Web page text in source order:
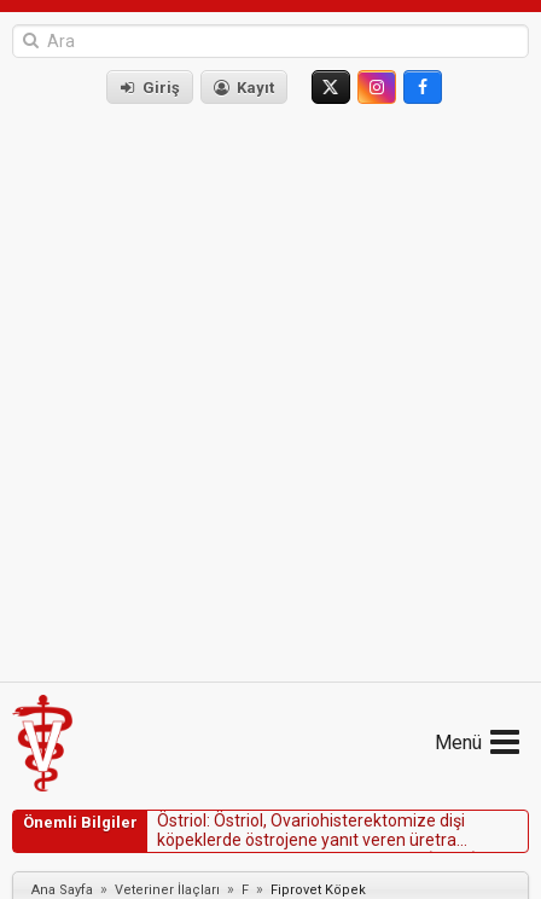
Giriş Kayıt
Menü
Önemli Bilgiler Östrio : Östrio , Ovariohisterektomize dişi
köpekerde östrojene yanıtveren üretra
sfinktermekanizmasıyetersizliğini(USMI)
tedavietmekiçinonaylanankısaetkiliöstrojen.
Ana Sayfa » Veteriner İlaçları » F » Fiprovet Köpek